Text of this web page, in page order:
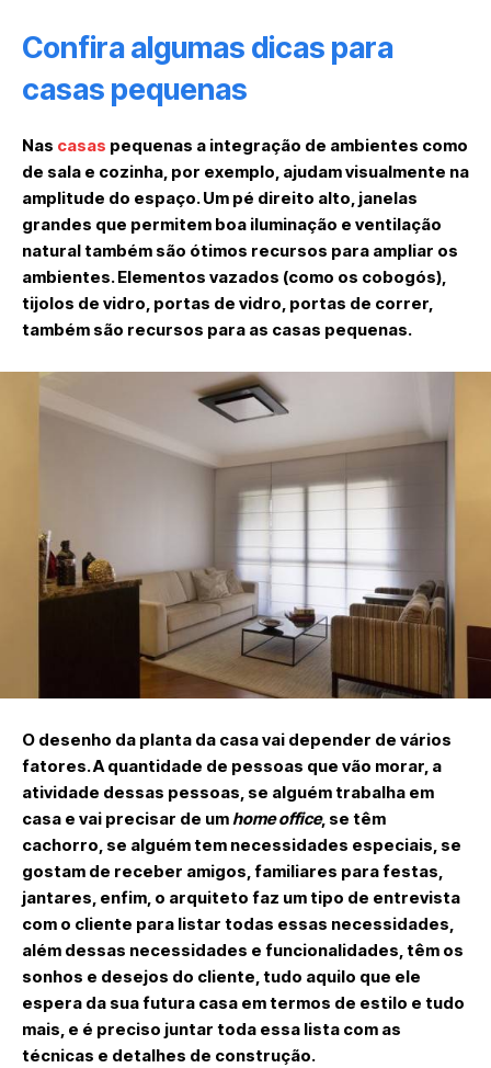
Confira algumas dicas para
casas pequenas
Nas casas pequenas a integração de ambientes como
de sala e cozinha, por exemplo, ajudam visualmente na
amplitude do espaço. Um pé direito alto, janelas
grandes que permitem boa iluminação e ventilação
natural também são ótimos recursos para ampliar os
ambientes. Elementos vazados (como os cobogós),
tijolos de vidro, portas de vidro, portas de correr,
também são recursos para as casas pequenas.
O desenho da planta da casa vai depender de vários
fatores. A quantidade de pessoas que vão morar, a
atividade dessas pessoas, se alguém trabalha em
casa e vai precisar de umhome office, se têm
cachorro, se alguém tem necessidades especiais, se
gostam de receber amigos, familiares para festas,
jantares, enfim, o arquiteto faz um tipo de entrevista
com o cliente para listar todas essas necessidades,
além dessas necessidades e funcionalidades, têm os
sonhos e desejos do cliente, tudo aquilo que ele
espera da sua futura casa em termos de estilo e tudo
mais, e é preciso juntar toda essa lista com as
técnicas e detalhes de construção.